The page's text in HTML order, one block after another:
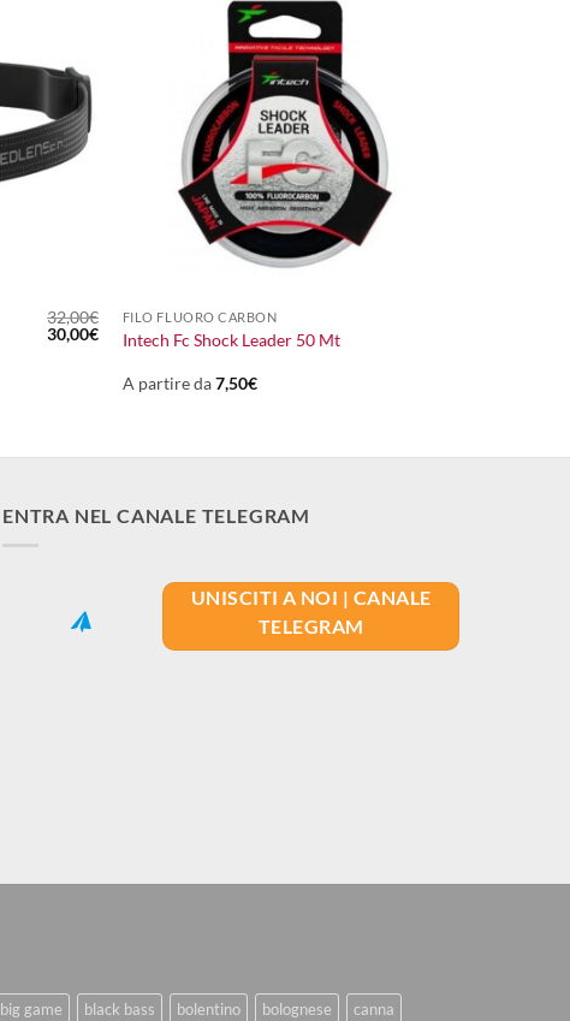
32,00€
Il
prezzo
30,00€Il
prezzo
FILO FLUORO CARBON
Intech Fc Shock Leader 50 Mt
A partire da7,50€
ENTRA NEL CANALE TELEGRAM
UNISCITI A NOI | CANALE
TELEGRAM
big game black bass bolentino bolognese canna